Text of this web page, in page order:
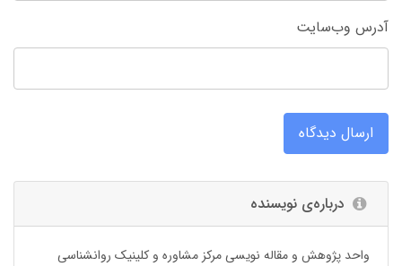
آدرس وب‌سایت
ارسال دیدگاه
درباره‌ی نویسنده
واحد پژوهش و مقاله نویسی مرکز مشاوره و کلینیک روانشناسی